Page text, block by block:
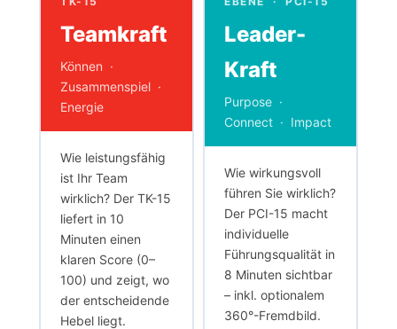
Teamkraft
Können ·
Zusammenspiel ·
Energie
Wie leistungsfähig
ist Ihr Team
wirklich? Der TK-15
liefert in 10
Minuten einen
klaren Score (0–
100) und zeigt, wo
der entscheidende
Hebel liegt.
Leader-
Kraft
Purpose ·
Connect · Impact
Wie wirkungsvoll
führen Sie wirklich?
Der PCI-15 macht
individuelle
Führungsqualität in
8 Minuten sichtbar
– inkl. optionalem
360°-Fremdbild.